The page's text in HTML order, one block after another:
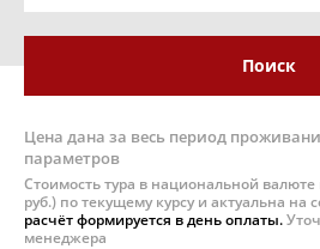
Поиск
Цена дана за весь период
параметров
Стоимость тура в национальной валюте
руб.) по текущему курсу и актуальна на
расчёт формируется в день оплаты.
менеджера